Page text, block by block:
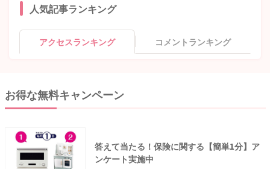
人気記事ランキング
アクセスランキング コメントランキング
お得な無料キャンペーン
答えて当たる！保険に関する【簡単1分】ア
ンケート実施中